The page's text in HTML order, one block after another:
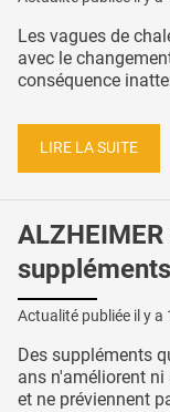
Les vagues de
avec le
conséquence
LIRE LA SUITE
Actualité publiée il y a
Des suppléments
ans n'améliorent
et ne préviennent